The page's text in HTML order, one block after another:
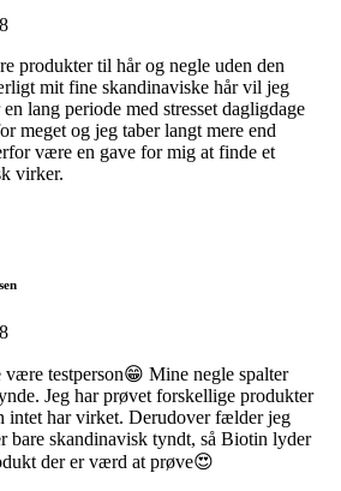
produkter til hår og negle uden den
mit fine skandinaviske hår vil jeg
lang periode med stresset dagligdage
meget og jeg taber langt mere end
være en gave for mig at finde et
virker.
testperson😁 Mine negle spalter
Jeg har prøvet forskellige produkter
intet har virket. Derudover fælder jeg
bare skandinavisk tyndt, så Biotin lyder
der er værd at prøve😍